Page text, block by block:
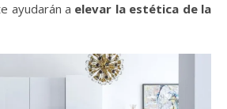
ayudarán a elevar la estética de la